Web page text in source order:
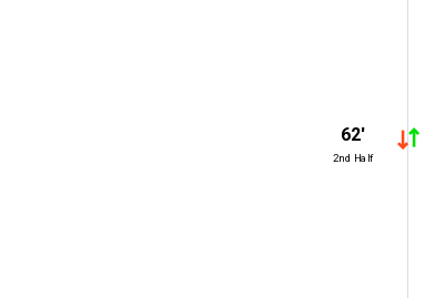
62′
2nd Half